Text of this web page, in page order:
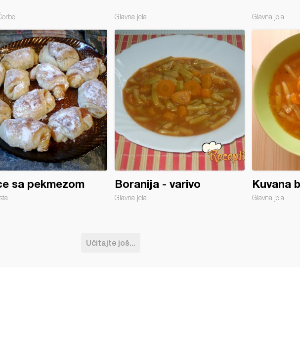
Glavna jela Glavna jela
sa pekmezom Boranija - varivo
Glavna jela
Kuvana
Glavna jela
Učitajte još...